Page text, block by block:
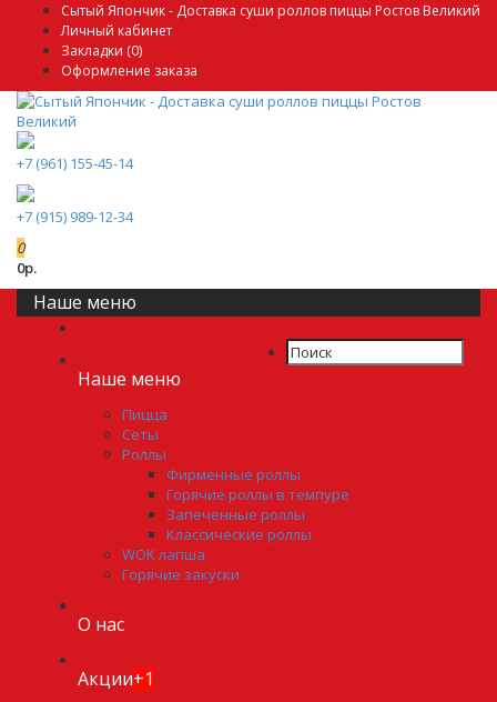
Сытый Япончик - Доставка суши роллов пиццы Ростов Великий
Личный кабинет
Закладки (0)
Оформление заказа
+7 (961) 155-45-14
+7 (915) 989-12-34
0
0р.
Наше меню
Наше меню
Пицца
Сеты
Роллы
Фирменные роллы
Горячие роллы в темпуре
Запеченные роллы
Классические роллы
WOK лапша
Горячие закуски
О нас
Акции+1